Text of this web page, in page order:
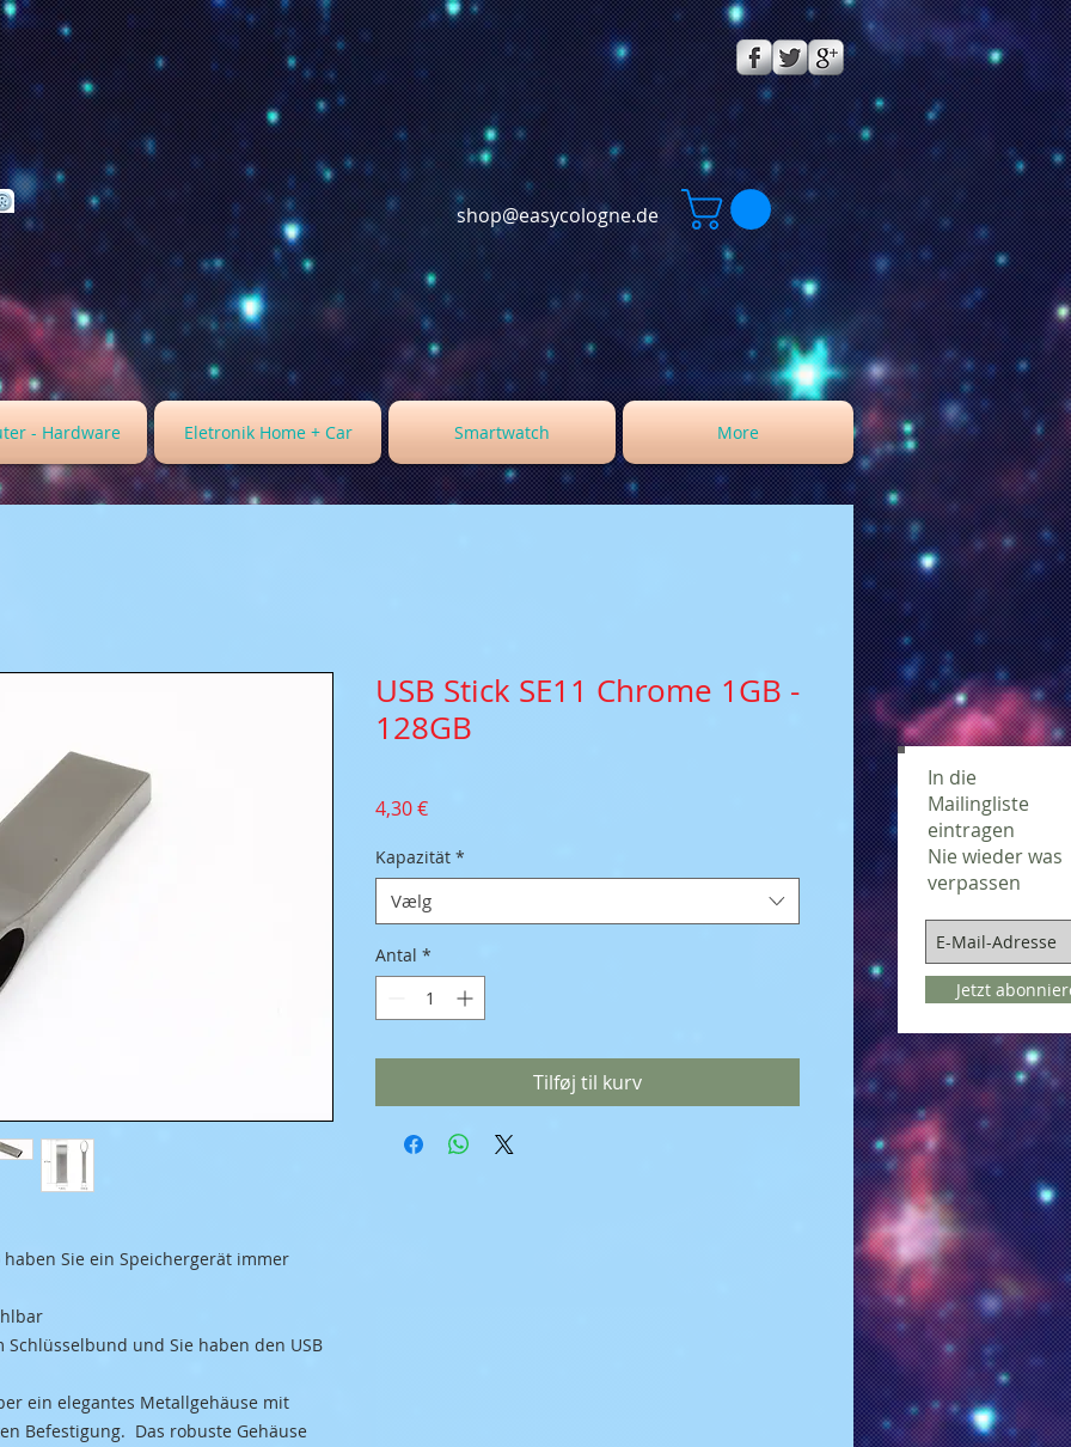
shop@easycologne.de
- Hardware Eletronik Home + Car Smartwatch More
Sie ein Speichergerät immer
Schlüsselbund und Sie haben den USB
ein elegantes Metallgehäuse mit
Befestigung. Das robuste Gehäuse
USB Stick SE11 Chrome 1GB -
128GB
4,30 €Pris
Kapazität *
Vælg
Antal *
Tilføj til kurv
In die
Mailingliste
eintragen
Nie wieder was
verpassen
Jetzt